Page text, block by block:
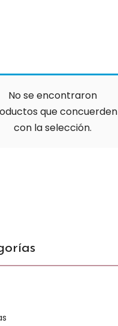
No se encontraron
que concuerden
con la selección.